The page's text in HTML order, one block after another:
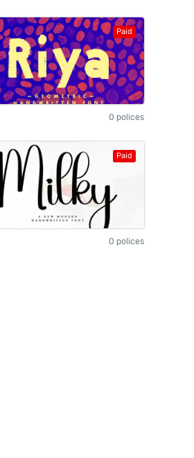
Paid
0 polices
Paid
0 polices